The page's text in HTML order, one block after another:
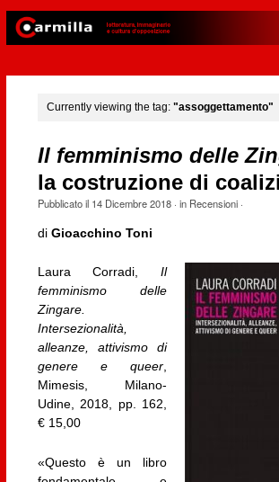
Currently viewing the tag: "assoggettamento"
Il femminismo delle
la costruzione di
Pubblicato il 14 Dicembre 2018· in Recensioni·
di Gioacchino Toni
Laura Corradi,Il
femminismo delle
Zingare.
Intersezionalità,
alleanze, attivismo di
genere e queer,
Mimesis, Milano-
Udine, 2018, pp. 162,
€ 15,00
«Questo è un libro